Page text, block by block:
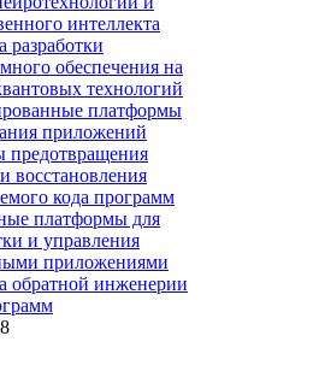
интеллекта
разработки
обеспечения на
технологий
платформы
приложений
предотвращения
восстановления
кода программ
платформы для
и управления
приложениями
обратной инженерии